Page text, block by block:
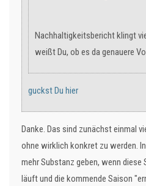
Nachhaltigkeitsbericht klingt
weißt Du, ob es da genauere
guckst Du hier
Danke. Das sind zunächst einmal
ohne wirklich konkret zu werden.
mehr Substanz geben, wenn
läuft und die kommende Saison